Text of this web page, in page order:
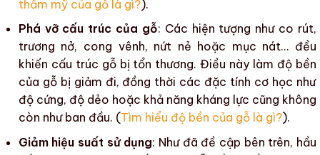
thẩm mỹ của gỗ là gì?).
Phá vỡ cấu trúc của gỗ: Các hiện tượng như co rút,
trương nở, cong vênh, nứt nẻ hoặc mục nát… đều
khiến cấu trúc gỗ bị tổn thương. Điều này làm độ bền
của gỗ bị giảm đi, đồng thời các đặc tính cơ học như
độ cứng, độ dẻo hoặc khả năng kháng lực cũng không
còn như ban đầu. (Tìm hiểu độ bền của gỗ là gì?).
Giảm hiệu suất sử dụng: Như đã đề cập bên trên, hầu